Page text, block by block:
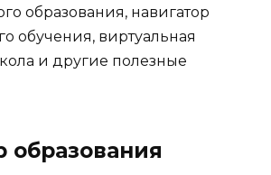
образования, навигатор
обучения, виртуальная
и другие полезные
образования